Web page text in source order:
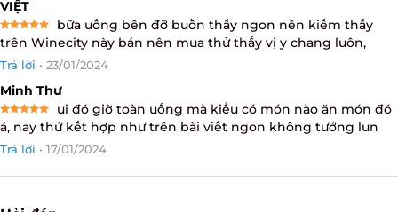
VIỆT
Rated
out of 5
bữa uống bên đỡ buồn thấy ngon nên kiếm thấy
trên Winecity này bán nên mua thử thấy vị y chang luôn,
23/01/2024
Minh Thư
Rated5
out of 5
ui đó giờ toàn uống mà kiểu có món nào ăn món
đó á, nay thử kết hợp như trên bài viết ngon không tưởng
lun
Trả lời •17/01/2024